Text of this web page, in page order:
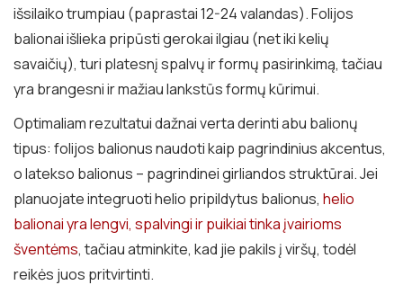
išsilaiko trumpiau (paprastai 12-24 valandas). Folijos
balionai išlieka pripūsti gerokai ilgiau (net iki kelių
savaičių), turi platesnį spalvų ir formų pasirinkimą, tačiau
yra brangesni ir mažiau lankstūs formų kūrimui.
Optimaliam rezultatui dažnai verta derinti abu balionų
tipus: folijos balionus naudoti kaip pagrindinius akcentus,
o latekso balionus – pagrindinei girliandos struktūrai. Jei
planuojate integruoti helio pripildytus balionus, helio
balionai yra lengvi, spalvingi ir puikiai tinka įvairioms
šventėms, tačiau atminkite, kad jie pakils į viršų, todėl
reikės juos pritvirtinti.